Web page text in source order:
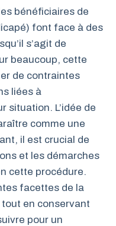
bénéficiaires de
font face à des
s’agit de
beaucoup, cette
de contraintes
liées à
situation. L’idée de
comme une
il est crucial de
et les démarches
cette procédure.
facettes de la
en conservant
pour un